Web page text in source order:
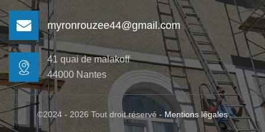
myronrouzee44@gmail.com
41 quai de malakoff
44000 Nantes
©2024 - 2026 Tout droit réservé - Mentions légales